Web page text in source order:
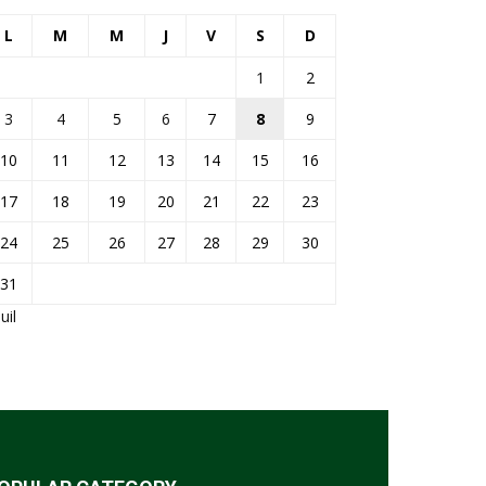
L M M J V S D
1
2
3
4 5 6 7 8
9
10
11 12 13 14 15
16
17
18 19 20 21 22
23
24
25 26 27 28 29
30
31